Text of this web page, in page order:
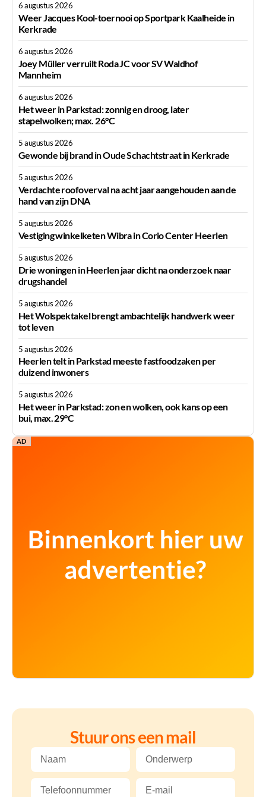
6 augustus 2026
Weer Jacques Kool-toernooi op Sportpark Kaalheide in
Kerkrade
6 augustus 2026
Joey Müller verruilt Roda JC voor SV Waldhof
Mannheim
6 augustus 2026
Het weer in Parkstad: zonnig en droog, later
stapelwolken; max. 26°C
5 augustus 2026
Gewonde bij brand in Oude Schachtstraat in Kerkrade
5 augustus 2026
Verdachte roofoverval na acht jaar aangehouden aan de
hand van zijn DNA
5 augustus 2026
Vestiging winkelketen Wibra in Corio Center Heerlen
5 augustus 2026
Drie woningen in Heerlen jaar dicht na onderzoek naar
drugshandel
5 augustus 2026
Het Wolspektakel brengt ambachtelijk handwerk weer
tot leven
5 augustus 2026
Heerlen telt in Parkstad meeste fastfoodzaken per
duizend inwoners
5 augustus 2026
Het weer in Parkstad: zon en wolken, ook kans op een
bui, max. 29°C
AD
Stuur ons een mail